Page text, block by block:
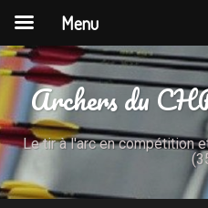
Archers du
Le tir à l'arc en compétition
Menu